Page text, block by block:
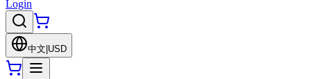
Login
中文 USD